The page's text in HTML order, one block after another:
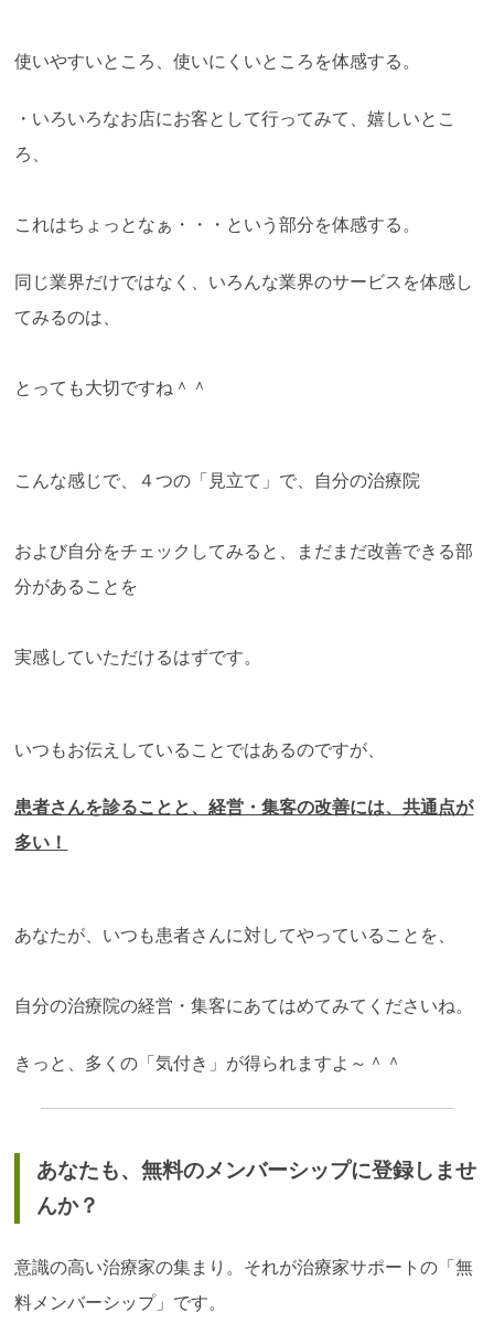
使いやすいところ、使いにくいところを体感する。
・いろいろなお店にお客として行ってみて、嬉しいとこ
ろ、
これはちょっとなぁ・・・という部分を体感する。
同じ業界だけではなく、いろんな業界のサービスを体感し
てみるのは、
とっても大切ですね＾＾
こんな感じで、４つの「見立て」で、自分の治療院
および自分をチェックしてみると、まだまだ改善できる部
分があることを
実感していただけるはずです。
いつもお伝えしていることではあるのですが、
患者さんを診ることと、経営・集客の改善には、共通点が
多い！
あなたが、いつも患者さんに対してやっていることを、
自分の治療院の経営・集客にあてはめてみてくださいね。
きっと、多くの「気付き」が得られますよ～＾＾
あなたも、無料のメンバーシップに登録しませ
んか？
意識の高い治療家の集まり。それが治療家サポートの「無
料メンバーシップ」です。